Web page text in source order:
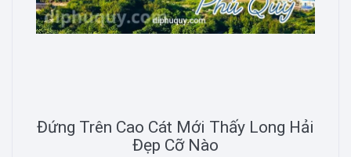
Đứng Trên Cao Cát Mới Thấy Long Hải
Đẹp Cỡ Nào